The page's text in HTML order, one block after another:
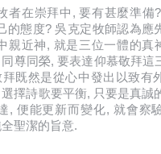
者在崇拜中, 要有甚麼準備
的態度? 吳克定牧師認為應
親近神, 就是三位一體的真
尊同榮, 要表達仰慕敬拜這
拜既然是從心中發出以致有
擇詩歌要平衡, 只要是真誠
, 便能更新而變化, 就會察
聖潔的旨意.